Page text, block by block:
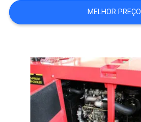
MAPA
DO
PRIVACY
POLICY
MELHOR PREÇO